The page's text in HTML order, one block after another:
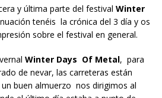
y última parte del festival Winter
tenéis la crónica del 3 día y os
sobre el festival en general.
Winter Days Of Metal, para
de nevar, las carreteras están
buen almuerzo nos dirigimos al